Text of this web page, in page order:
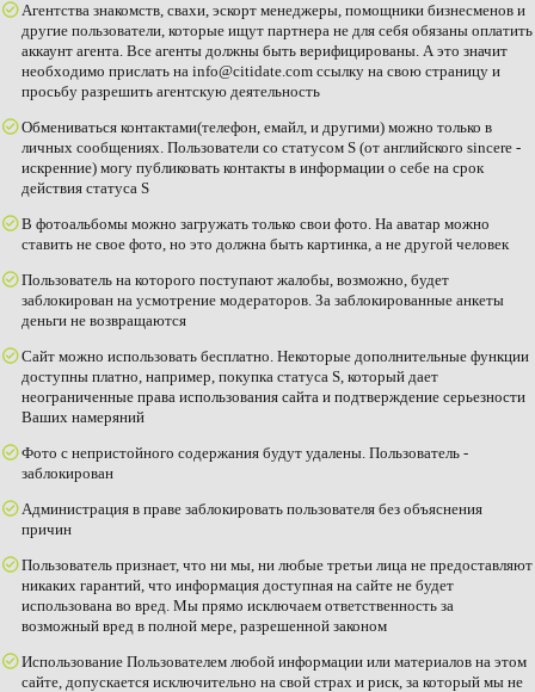
Агентства знакомств, свахи, эскорт менеджеры, помощники бизнесменов и
другие пользователи, которые ищут партнера не для себя обязаны оплатить
аккаунт агента. Все агенты должны быть верифицированы. А это значит
необходимо прислать на info@citidate.com ссылку на свою страницу и
просьбу разрешить агентскую деятельность
Обмениваться контактами(телефон, емайл, и другими) можно только в
личных сообщениях. Пользователи со статусом S (от английского sincere -
искренние) могу публиковать контакты в информации о себе на срок
действия статуса S
В фотоальбомы можно загружать только свои фото. На аватар можно
ставить не свое фото, но это должна быть картинка, а не другой человек
Пользователь на которого поступают жалобы, возможно, будет
заблокирован на усмотрение модераторов. За заблокированные анкеты
деньги не возвращаются
Сайт можно использовать бесплатно. Некоторые дополнительные функции
доступны платно, например, покупка статуса S, который дает
неограниченные права использования сайта и подтверждение серьезности
Ваших намеряний
Фото с непристойного содержания будут удалены. Пользователь -
заблокирован
Администрация в праве заблокировать пользователя без объяснения
причин
Пользователь признает, что ни мы, ни любые третьи лица не предоставляют
никаких гарантий, что информация доступная на сайте не будет
использована во вред. Мы прямо исключаем ответственность за
возможный вред в полной мере, разрешенной законом
Использование Пользователем любой информации или материалов на этом
сайте, допускается исключительно на свой страх и риск, за который мы не